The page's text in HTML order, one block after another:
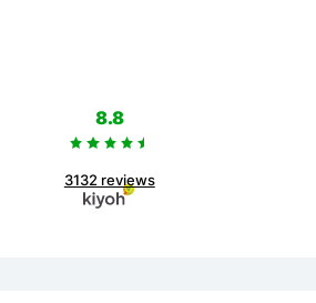
8.8
3132 reviews